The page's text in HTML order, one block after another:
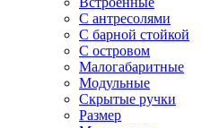
С антресолями
С барной стойкой
С островом
Малогабаритные
Модульные
Скрытые ручки
Размер